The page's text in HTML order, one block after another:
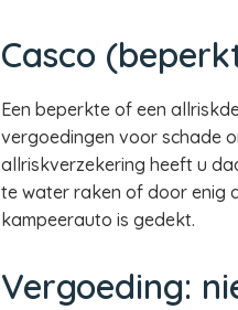
Casco
Een beperkte of een
vergoedingen voor schade
allriskverzekering heeft u
te water raken of door enig
kampeerauto is gedekt.
Vergoeding: